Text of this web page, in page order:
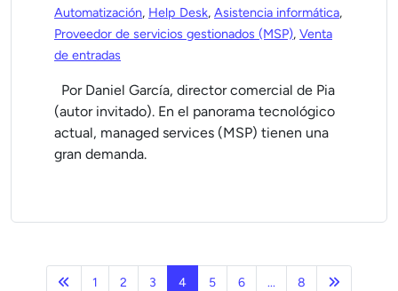
Automatización, Help Desk, Asistencia informática,
Proveedor de servicios gestionados (MSP), Venta
de entradas
Por Daniel García, director comercial de Pia
(autor invitado). En el panorama tecnológico
actual, managed services (MSP) tienen una
gran demanda.
Anterior
1 2 3 4 5 6 ... 8